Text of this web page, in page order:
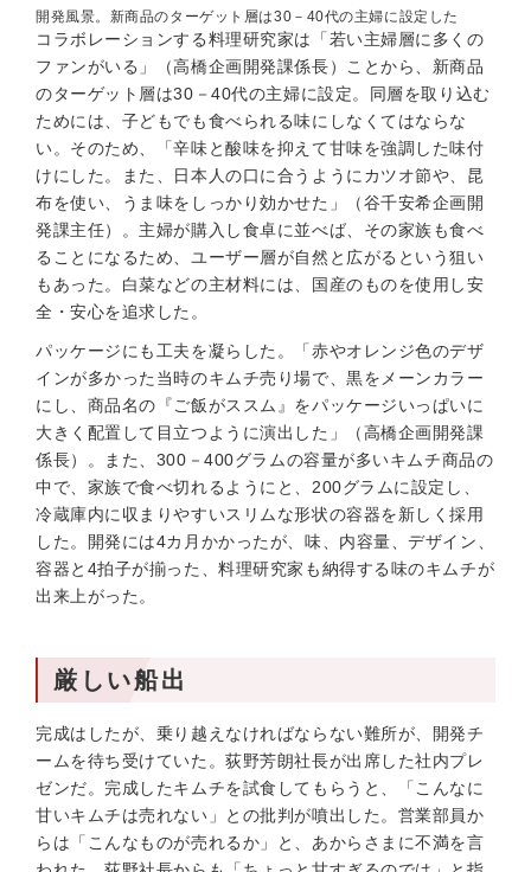
開発風景。新商品のターゲット層は30－40代の主婦に設定した
コラボレーションする料理研究家は「若い主婦層に多くの
ファンがいる」（高橋企画開発課係長）ことから、新商品
のターゲット層は30－40代の主婦に設定。同層を取り込む
ためには、子どもでも食べられる味にしなくてはならな
い。そのため、「辛味と酸味を抑えて甘味を強調した味付
けにした。また、日本人の口に合うようにカツオ節や、昆
布を使い、うま味をしっかり効かせた」（谷千安希企画開
発課主任）。主婦が購入し食卓に並べば、その家族も食べ
ることになるため、ユーザー層が自然と広がるという狙い
もあった。白菜などの主材料には、国産のものを使用し安
全・安心を追求した。
パッケージにも工夫を凝らした。「赤やオレンジ色のデザ
インが多かった当時のキムチ売り場で、黒をメーンカラー
にし、商品名の『ご飯がススム』をパッケージいっぱいに
大きく配置して目立つように演出した」（高橋企画開発課
係長）。また、300－400グラムの容量が多いキムチ商品の
中で、家族で食べ切れるようにと、200グラムに設定し、
冷蔵庫内に収まりやすいスリムな形状の容器を新しく採用
した。開発には4カ月かかったが、味、内容量、デザイン、
容器と4拍子が揃った、料理研究家も納得する味のキムチが
出来上がった。
厳しい船出
完成はしたが、乗り越えなければならない難所が、開発チ
ームを待ち受けていた。荻野芳朗社長が出席した社内プレ
ゼンだ。完成したキムチを試食してもらうと、「こんなに
甘いキムチは売れない」との批判が噴出した。営業部員か
らは「こんなものが売れるか」と、あからさまに不満を言